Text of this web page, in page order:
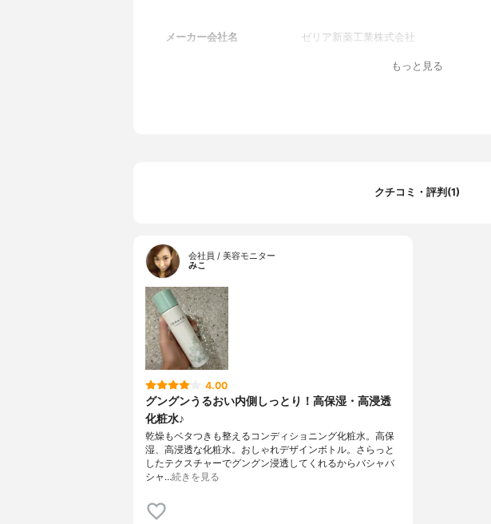
メーカー会社名 ゼリア新薬工業株式会社
もっと見る
クチコミ・評判(1)
会社員 / 美容モニター
みこ
4.00
グングンうるおい内側しっとり！高保湿・高浸透
化粧水♪
乾燥もベタつきも整えるコンディショニング化粧水。高保
湿、高浸透な化粧水。おしゃれデザインボトル。さらっと
したテクスチャーでグングン浸透してくれるからバシャバ
シャ…続きを見る